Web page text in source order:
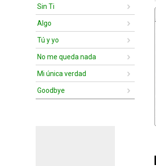
Sin Ti
Algo
Tú y yo
No me queda nada
Mi única verdad
Goodbye